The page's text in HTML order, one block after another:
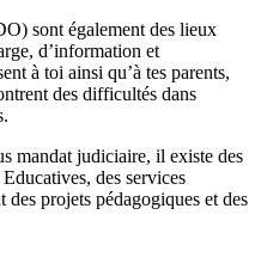
sont également des lieux
d’information et
à toi ainsi qu’à tes parents,
des difficultés dans
mandat judiciaire, il existe des
des services
des projets pédagogiques et des